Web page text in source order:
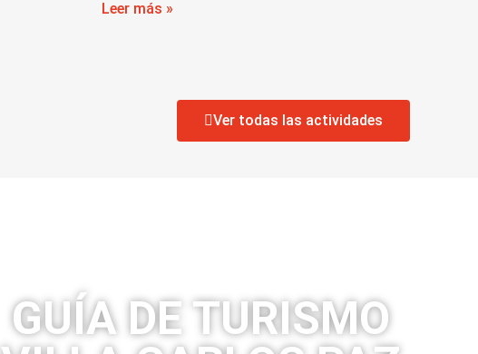
Leer más »
Ver todas las actividades
GUÍA DE TURISMO